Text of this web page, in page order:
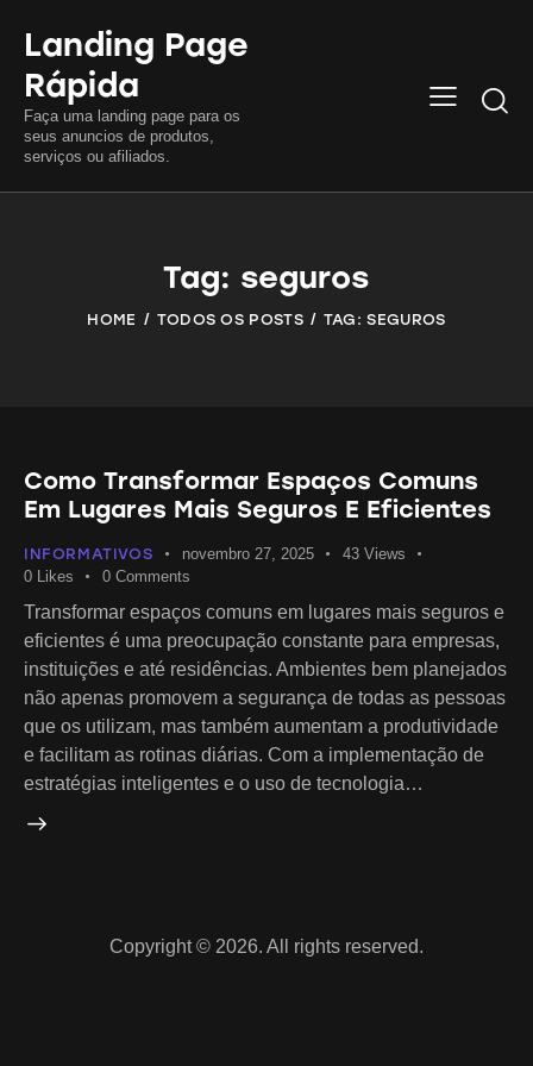
Landing Page
Rápida
Faça uma landing page para os
seus anuncios de produtos,
serviços ou afiliados.
Tag: seguros
HOME TODOS OS POSTS TAG: SEGUROS
Como Transformar Espaços Comuns
Em Lugares Mais Seguros E Eficientes
INFORMATIVOS novembro 27, 2025 43 Views
0
Likes 0 Comments
Transformar espaços comuns em lugares mais seguros e
eficientes é uma preocupação constante para empresas,
instituições e até residências. Ambientes bem planejados
não apenas promovem a segurança de todas as pessoas
que os utilizam, mas também aumentam a produtividade
e facilitam as rotinas diárias. Com a implementação de
estratégias inteligentes e o uso de tecnologia…
Copyright © 2026. All rights reserved.